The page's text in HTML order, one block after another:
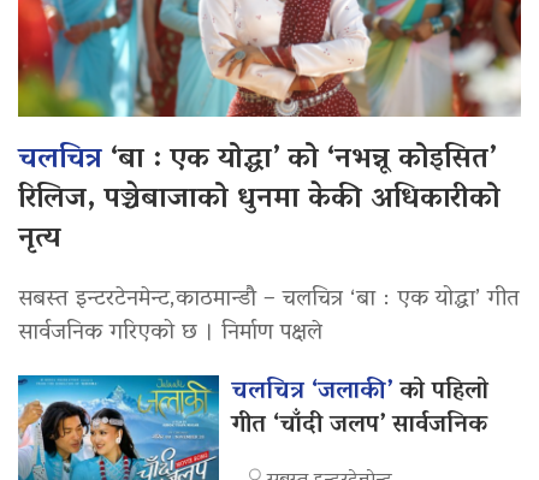
चलचित्र‘बा : एक योद्धा’ को ‘नभन्नू कोइसित’
रिलिज, पञ्चेबाजाको धुनमा केकी अधिकारीको
नृत्य
सबस्त इन्टरटेनमेन्ट,काठमान्डौ – चलचित्र ‘बा : एक योद्धा’ गीत
सार्वजनिक गरिएको छ । निर्माण पक्षले
चलचित्र ‘जलाकी’को पहिलो
गीत ‘चाँदी जलप’ सार्वजनिक